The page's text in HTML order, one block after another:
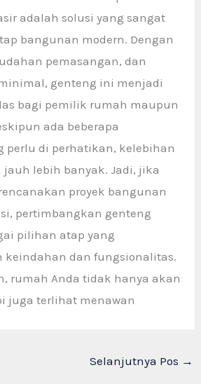
adalah solusi yang sangat
bangunan modern. Dengan
pemasangan, dan
genteng ini menjadi
bagi pemilik rumah maupun
ada beberapa
perlu di perhatikan, kelebihan
lebih banyak. Jadi, jika
proyek bangunan
pertimbangkan genteng
pilihan atap yang
keindahan dan fungsionalitas.
rumah Anda tidak hanya akan
juga terlihat menawan
Selanjutnya Pos →